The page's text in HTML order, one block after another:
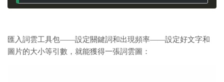
匯入詞雲工具包——設定關鍵詞和出現頻率——設定好文字和
圖片的大小等引數，就能獲得一張詞雲圖：